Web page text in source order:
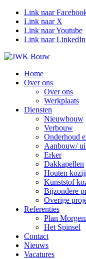
Link naar
Link naar X
Link naar Youtube
Link naar LinkedIn
Home
Over ons
Over ons
Werkplaats
Diensten
Nieuwbouw
Verbouw
Onderhoud
Aanbouw/
Erker
Dakkapellen
Houten
Kunststof
Bijzondere
Overige
Referenties
Plan
Het Spinsel
Contact
Nieuws
Vacatures